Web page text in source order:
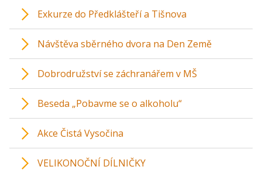
Exkurze do Předklášteří a Tišnova
Návštěva sběrného dvora na Den Země
Dobrodružství se záchranářem v MŠ
Beseda „Pobavme se o alkoholu“
Akce Čistá Vysočina
VELIKONOČNÍ DÍLNIČKY